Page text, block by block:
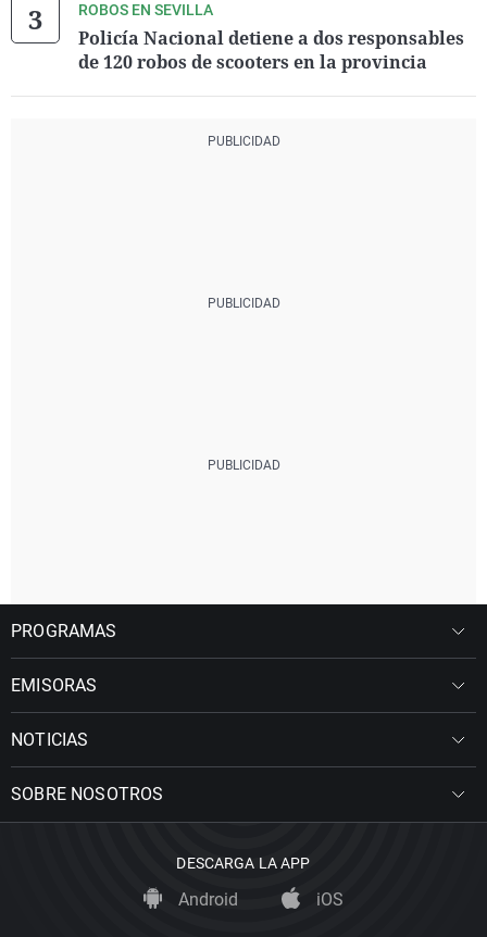
ROBOS EN SEVILLA
Policía Nacional detiene a dos responsables
de 120 robos de scooters en la provincia
PROGRAMAS
EMISORAS
NOTICIAS
SOBRE NOSOTROS
DESCARGA LA APP
Android iOS